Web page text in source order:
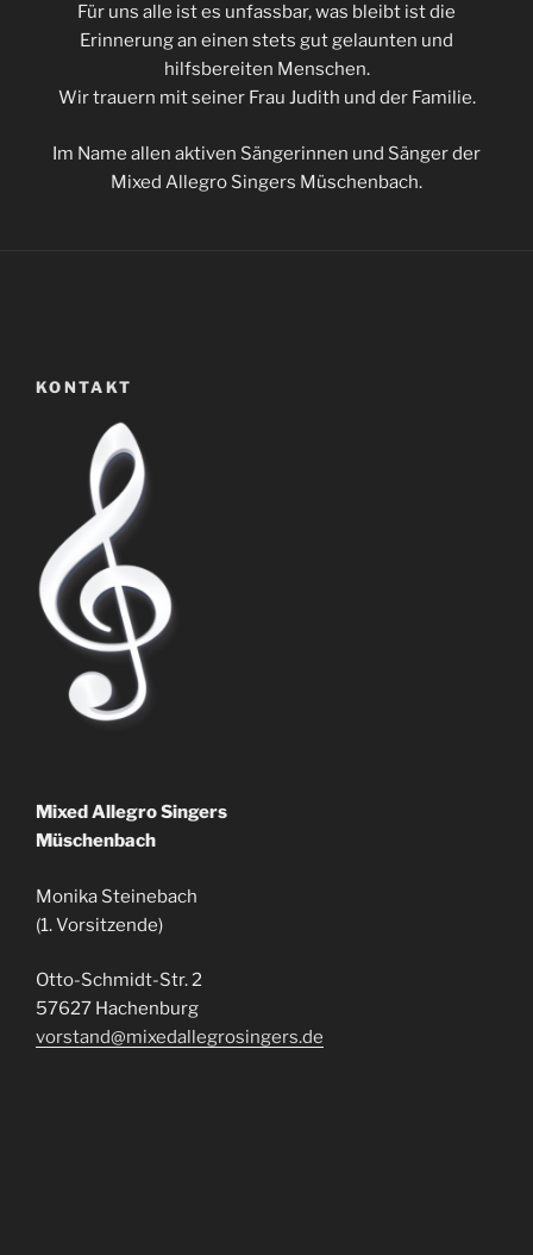
Für uns alle ist es unfassbar, was bleibt ist die
Erinnerung an einen stets gut gelaunten und
hilfsbereiten Menschen.
Wir trauern mit seiner Frau Judith und der Familie.
Im Name allen aktiven Sängerinnen und Sänger der
Mixed Allegro Singers Müschenbach.
KONTAKT
Mixed Allegro Singers
Müschenbach
Monika Steinebach
(1. Vorsitzende)
Otto-Schmidt-Str. 2
57627 Hachenburg
vorstand@mixedallegrosingers.de